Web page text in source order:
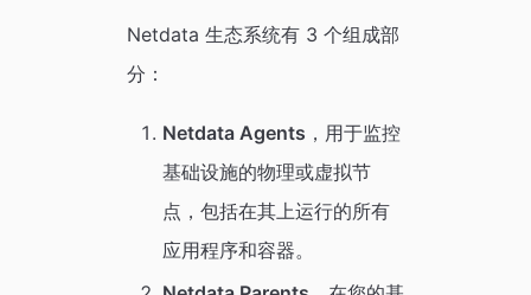
Netdata 生态系统有 3 个组成部
分：
Netdata Agents ，用于监控
基础设施的物理或虚拟节
点，包括在其上运行的所有
应用程序和容器。